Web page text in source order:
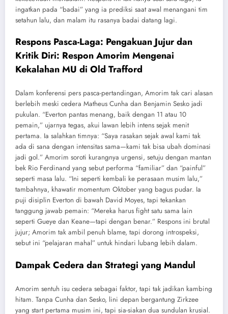
ingatkan pada “badai” yang ia prediksi saat awal menangani tim
setahun lalu, dan malam itu rasanya badai datang lagi.
Respons Pasca-Laga: Pengakuan Jujur dan
Kritik Diri: Respon Amorim Mengenai
Kekalahan MU di Old Trafford
Dalam konferensi pers pasca-pertandingan, Amorim tak cari alasan
berlebih meski cedera Matheus Cunha dan Benjamin Sesko jadi
pukulan. “Everton pantas menang, baik dengan 11 atau 10
pemain,” ujarnya tegas, akui lawan lebih intens sejak menit
pertama. Ia salahkan timnya: “Saya rasakan sejak awal kami tak
ada di sana dengan intensitas sama—kami tak bisa ubah dominasi
jadi gol.” Amorim soroti kurangnya urgensi, setuju dengan mantan
bek Rio Ferdinand yang sebut performa “familiar” dan “painful”
seperti masa lalu. “Ini seperti kembali ke perasaan musim lalu,”
tambahnya, khawatir momentum Oktober yang bagus pudar. Ia
puji disiplin Everton di bawah David Moyes, tapi tekankan
tanggung jawab pemain: “Mereka harus fight satu sama lain
seperti Gueye dan Keane—tapi dengan benar.” Respons ini brutal
jujur; Amorim tak ambil penuh blame, tapi dorong introspeksi,
sebut ini “pelajaran mahal” untuk hindari lubang lebih dalam.
Dampak Cedera dan Strategi yang Mandul
Amorim sentuh isu cedera sebagai faktor, tapi tak jadikan kambing
hitam. Tanpa Cunha dan Sesko, lini depan bergantung Zirkzee
yang start pertama musim ini, tapi sia-siakan dua sundulan krusial.